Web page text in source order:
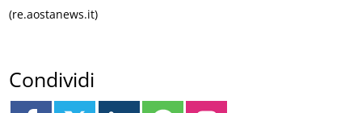
(re.aostanews.it)
Condividi